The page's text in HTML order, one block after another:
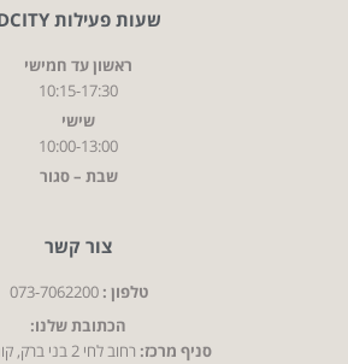
שעות פעילות DCITY
ראשון עד חמישי
10:15-17:30
שישי
10:00-13:00
שבת – סגור
צור קשר
טלפון : 073-7062200
הכתובת שלנו:
סניף מרכז:רחוב לחי 2 בני ברק, קומת קרקע